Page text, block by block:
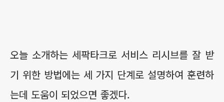
오늘 소개하는 세팍타크로 서비스 리시브를 잘 받
기 위한 방법에는 세 가지 단계로 설명하여 훈련하
는데 도움이 되었으면 좋겠다.